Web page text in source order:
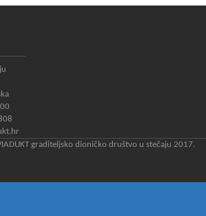
graditeljsko dioničko društvo u stečaju 2017.